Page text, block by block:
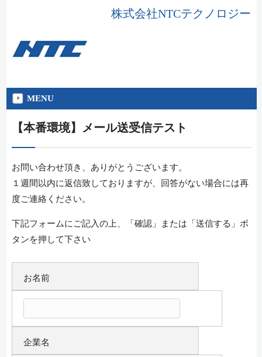
株式会社NTCテクノロジー
MENU
【本番環境】メール送受信テスト
お問い合わせ頂き、ありがとうございます。
１週間以内に返信致しておりますが、回答がない場合には再
度ご連絡ください。
下記フォームにご記入の上、「確認」または「送信する」ボ
タンを押して下さい
お名前
企業名